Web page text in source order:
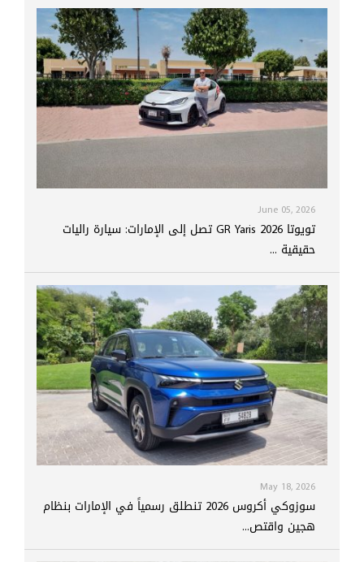
June 05, 2026
تويوتا GR Yaris 2026 تصل إلى الإمارات: سيارة راليات
حقيقية ...
May 18, 2026
سوزوكي أكروس 2026 تنطلق رسمياً في الإمارات بنظام
هجين واقتص...